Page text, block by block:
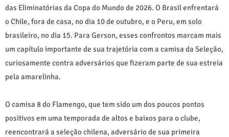
das Eliminatórias da Copa do Mundo de 2026. O Brasil enfrentará
o Chile, fora de casa, no dia 10 de outubro, e o Peru, em solo
brasileiro, no dia 15. Para Gerson, esses confrontos marcam mais
um capítulo importante de sua trajetória com a camisa da Seleção,
curiosamente contra adversários que fizeram parte de sua estreia
pela amarelinha.
O camisa 8 do Flamengo, que tem sido um dos poucos pontos
positivos em uma temporada de altos e baixos para o clube,
reencontrará a seleção chilena, adversário de sua primeira